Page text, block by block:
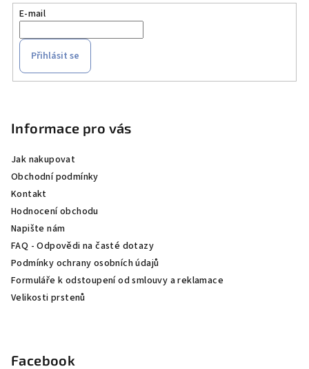
E-mail
Přihlásit se
Informace pro vás
Jak nakupovat
Obchodní podmínky
Kontakt
Hodnocení obchodu
Napište nám
FAQ - Odpovědi na časté dotazy
Podmínky ochrany osobních údajů
Formuláře k odstoupení od smlouvy a reklamace
Velikosti prstenů
Facebook